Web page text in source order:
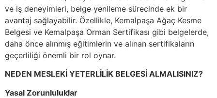
ve iş deneyimleri, belge yenileme sürecinde ek bir
avantaj sağlayabilir. Özellikle, Kemalpaşa Ağaç Kesme
Belgesi ve Kemalpaşa Orman Sertifikası gibi belgelerde,
daha önce alınmış eğitimlerin ve alınan sertifikaların
geçerliliği önemli bir rol oynar.
NEDEN MESLEKİ YETERLİLİK BELGESİ ALMALISINIZ?
Yasal Zorunluluklar